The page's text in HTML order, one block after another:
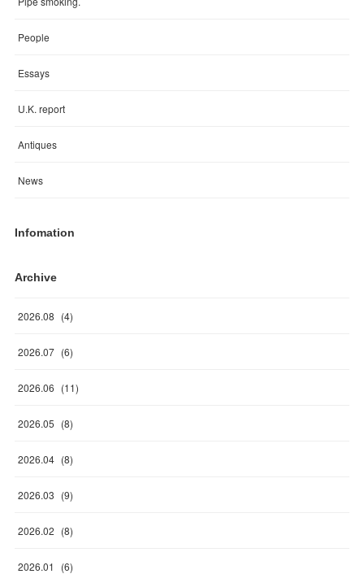
People
Essays
U.K. report
Antiques
News
Infomation
Archive
2026.08 (4)
2026.07 (6)
2026.06 (11)
2026.05 (8)
2026.04 (8)
2026.03 (9)
2026.02 (8)
2026.01 (6)